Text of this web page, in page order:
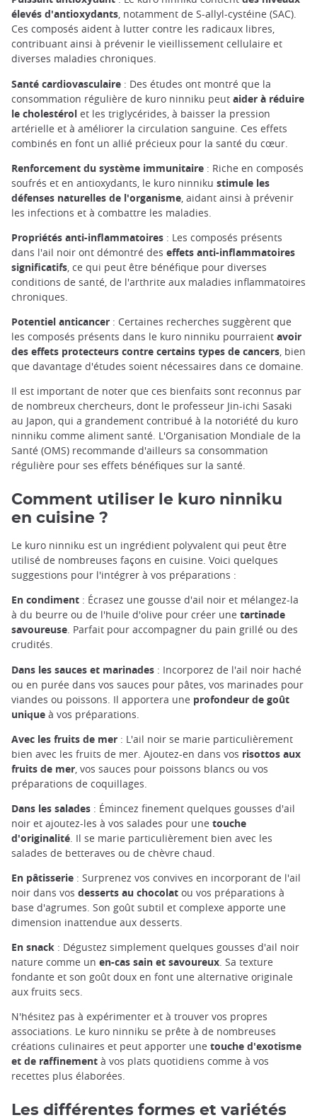
élevés d'antioxydants, notamment de S-allyl-cystéine (SAC).
Ces composés aident à lutter contre les radicaux libres,
contribuant ainsi à prévenir le vieillissement cellulaire et
diverses maladies chroniques.
Santé cardiovasculaire : Des études ont montré que la
consommation régulière de kuro ninniku peut aider à réduire
le cholestérol et les triglycérides, à baisser la pression
artérielle et à améliorer la circulation sanguine. Ces effets
combinés en font un allié précieux pour la santé du cœur.
Renforcement du système immunitaire : Riche en composés
soufrés et en antioxydants, le kuro ninniku stimule les
défenses naturelles de l'organisme , aidant ainsi à prévenir
les infections et à combattre les maladies.
Propriétés anti-inflammatoires : Les composés présents
dans l'ail noir ont démontré des effets anti-inflammatoires
significatifs, ce qui peut être bénéfique pour diverses
conditions de santé, de l'arthrite aux maladies inflammatoires
chroniques.
Potentiel anticancer : Certaines recherches suggèrent que
les composés présents dans le kuro ninniku pourraient avoir
des effets protecteurs contre certains types de cancers, bien
que davantage d'études soient nécessaires dans ce domaine.
Il est important de noter que ces bienfaits sont reconnus par
de nombreux chercheurs, dont le professeur Jin-ichi Sasaki
au Japon, qui a grandement contribué à la notoriété du kuro
ninniku comme aliment santé. L'Organisation Mondiale de la
Santé (OMS) recommande d'ailleurs sa consommation
régulière pour ses effets bénéfiques sur la santé.
Comment utiliser le kuro ninniku
en cuisine ?
Le kuro ninniku est un ingrédient polyvalent qui peut être
utilisé de nombreuses façons en cuisine. Voici quelques
suggestions pour l'intégrer à vos préparations :
En condiment : Écrasez une gousse d'ail noir et mélangez-la
à du beurre ou de l'huile d'olive pour créer une tartinade
savoureuse. Parfait pour accompagner du pain grillé ou des
crudités.
Dans les sauces et marinades : Incorporez de l'ail noir haché
ou en purée dans vos sauces pour pâtes, vos marinades pour
viandes ou poissons. Il apportera une profondeur de goût
unique à vos préparations.
Avec les fruits de mer : L'ail noir se marie particulièrement
bien avec les fruits de mer. Ajoutez-en dans vos risottos aux
fruits de mer , vos sauces pour poissons blancs ou vos
préparations de coquillages.
Dans les salades : Émincez finement quelques gousses d'ail
noir et ajoutez-les à vos salades pour une touche
d'originalité. Il se marie particulièrement bien avec les
salades de betteraves ou de chèvre chaud.
En pâtisserie : Surprenez vos convives en incorporant de l'ail
noir dans vos desserts au chocolat ou vos préparations à
base d'agrumes. Son goût subtil et complexe apporte une
dimension inattendue aux desserts.
En snack : Dégustez simplement quelques gousses d'ail noir
nature comme un en-cas sain et savoureux. Sa texture
fondante et son goût doux en font une alternative originale
aux fruits secs.
N'hésitez pas à expérimenter et à trouver vos propres
associations. Le kuro ninniku se prête à de nombreuses
créations culinaires et peut apporter une touche d'exotisme
et de raffinement à vos plats quotidiens comme à vos
recettes plus élaborées.
Les différentes formes et variétés